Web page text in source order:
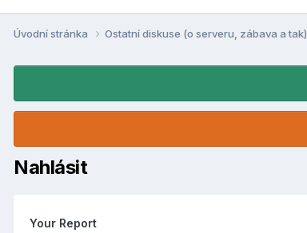
Úvodní stránka Ostatní diskuse (o serveru, zábava a tak)
Nahlásit
Your Report